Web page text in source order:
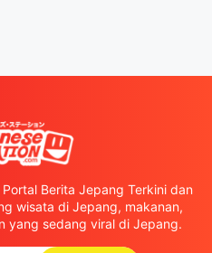
Berita Jepang Terkini dan
wisata di Jepang, makanan,
yang sedang viral di Jepang.